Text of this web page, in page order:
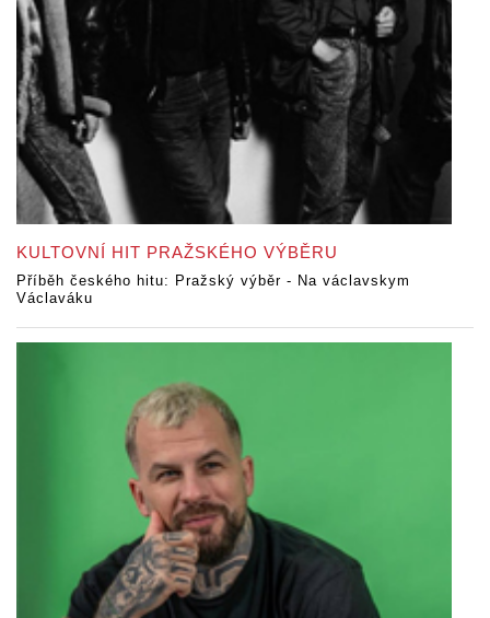
KULTOVNÍ HIT PRAŽSKÉHO VÝBĚRU
Příběh českého hitu: Pražský výběr - Na václavskym
Václaváku